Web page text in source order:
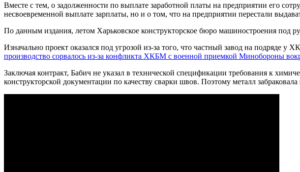
Вместе с тем, о задолженности по выплате заработной платы на предприятии его
несвоевременной выплате зарплаты, но и о том, что на предприятии перестали
По данным издания, летом Харьковское конструкторское бюро машиностроения под
Изначально проект оказался под угрозой из-за того, что частный завод на подряде
производство сорвалось из-за конфликта ХКБМ с военной приемкой Минобороны
Заключая контракт, Бабич не указал в технической спецификации требования к
конструкторской документации по качеству сварки швов. Поэтому металл